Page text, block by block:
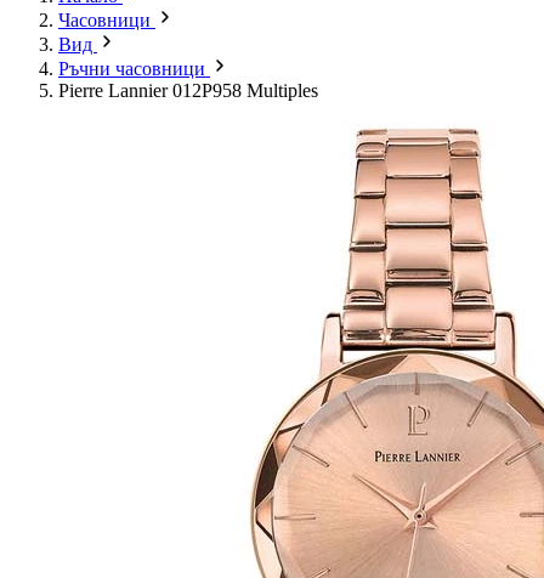
Часовници
Вид
Ръчни часовници
Pierre Lannier 012P958 Multiples